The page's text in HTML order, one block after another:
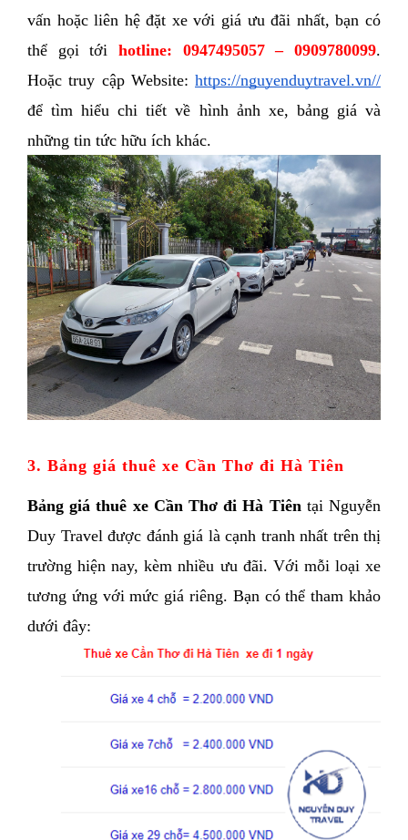
vấn hoặc liên hệ đặt xe với giá ưu đãi nhất, bạn có
thể gọi tới hotline: 0947495057 – 0909780099.
Hoặc truy cập Website: https://nguyenduytravel.vn//
để tìm hiểu chi tiết về hình ảnh xe, bảng giá và
những tin tức hữu ích khác.
3. Bảng giá thuê xe Cần Thơ đi Hà Tiên
Bảng giá thuê xe Cần Thơ đi Hà Tiên tại Nguyễn
Duy Travel được đánh giá là cạnh tranh nhất trên thị
trường hiện nay, kèm nhiều ưu đãi. Với mỗi loại xe
tương ứng với mức giá riêng. Bạn có thể tham khảo
dưới đây: